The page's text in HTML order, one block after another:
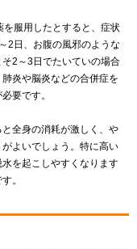
服用したとすると、症状
2日、お腹の風邪のような
2～3日でたいていの場合
炎や脳炎などの合併症を
要です。
全身の消耗が激しく、や
よいでしょう。特に高い
を起こしやすくなります
。